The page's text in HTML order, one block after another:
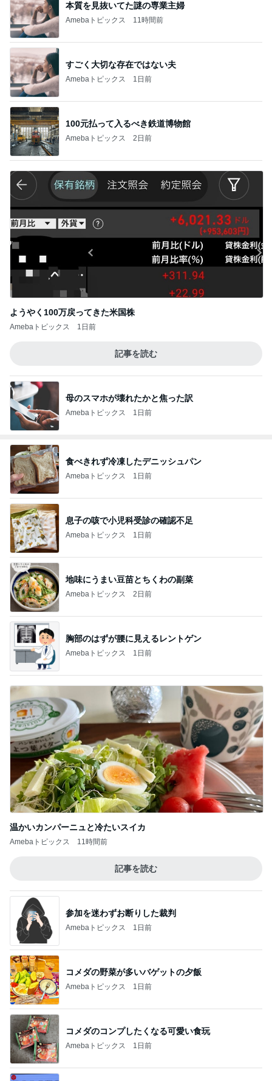
本質を見抜いてた謎の専業主婦
Amebaトピックス 11時間前
すごく大切な存在ではない夫
Amebaトピックス 1日前
100元払って入るべき鉄道博物館
Amebaトピックス 2日前
ようやく100万戻ってきた米国株
Amebaトピックス 1日前
記事を読む
母のスマホが壊れたかと焦った訳
Amebaトピックス 1日前
食べきれず冷凍したデニッシュパン
Amebaトピックス 1日前
息子の咳で小児科受診の確認不足
Amebaトピックス 1日前
地味にうまい豆苗とちくわの副菜
Amebaトピックス 2日前
胸部のはずが腰に見えるレントゲン
Amebaトピックス 1日前
温かいカンパーニュと冷たいスイカ
Amebaトピックス 11時間前
記事を読む
参加を迷わずお断りした裁判
Amebaトピックス 1日前
コメダの野菜が多いバゲットの夕飯
Amebaトピックス 1日前
コメダのコンプしたくなる可愛い食玩
Amebaトピックス 1日前